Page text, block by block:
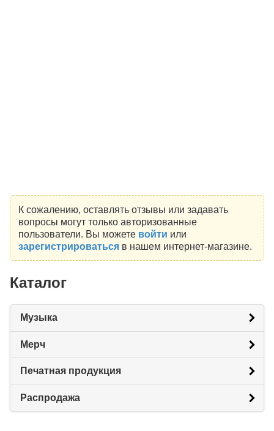
К сожалению, оставлять отзывы или задавать
вопросы могут только авторизованные
пользователи. Вы можете войти или
зарегистрироватьсяв нашем интернет-магазине.
Каталог
Музыка
Мерч
Печатная продукция
Распродажа